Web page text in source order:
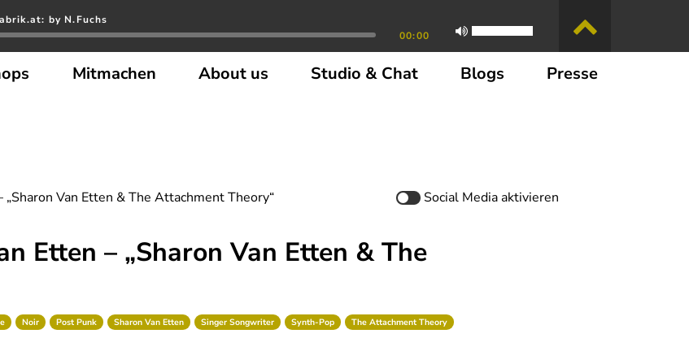
by N.Fuchs
00:00
Mitmachen About us Studio & Chat Blogs Presse
Van Etten & The Attachment Theory“ Social Mediaaktivieren
Etten – „Sharon Van Etten & The
Noir Post Punk Sharon Van Etten Singer Songwriter Synth-Pop The Attachment Theory